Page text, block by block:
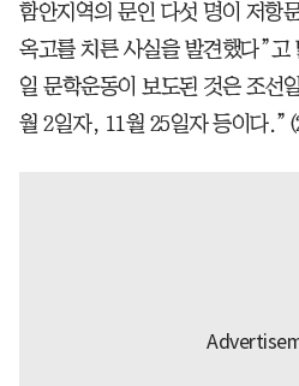
함안지역의 문인 다섯 명이 저항
옥고를 치른 사실을 발견했다”고
일 문학운동이 보도된 것은 조선
월 2일자, 11월 25일자 등이다